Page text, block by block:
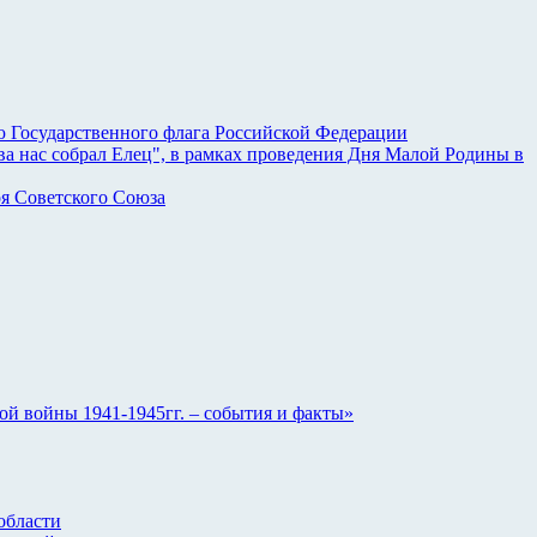
флага Российской Федерации
собрал Елец", в рамках проведения Дня Малой Родины в
Советского Союза
войны 1941-1945гг. – события и факты»